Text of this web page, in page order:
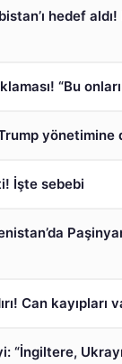
hedef
“Bu
yönetimine
İşte sebebi
Can kayıpları
“İngiltere,